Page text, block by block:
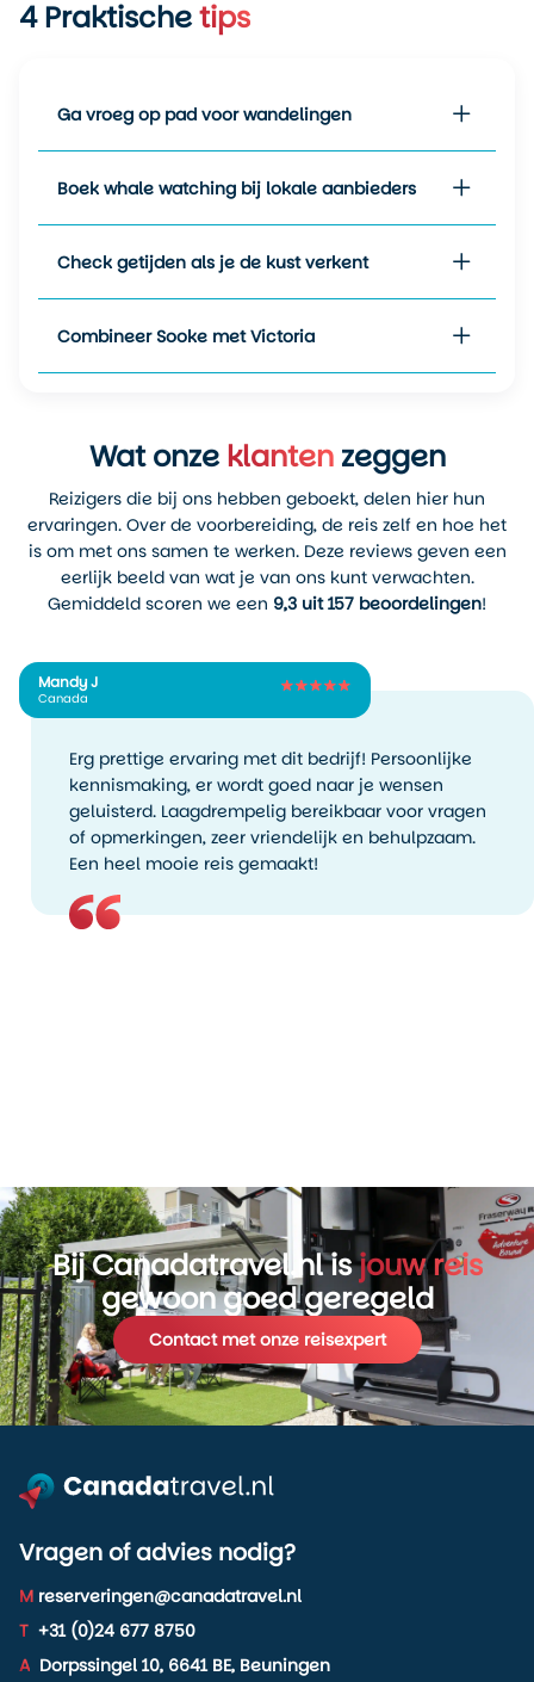
gemiddelde temperatuur ligt
zonnige dagen.
Juli en augustuszijn de
ligt de temperatuur
gemiddeld tussen de20 en
25 graden , met
minimumtemperaturen rond
de12 gradenin de nacht. Dit
is de beste periode voor
accommodaties in deze
periode sneller vol raken.
Septemberis een fijne
nazomermaand. Het is
rustiger, het weer blijft vaak
stabiel en de zee is nog
liggen gemiddeld rond de17
tot 20 graden
wandelt zonder drukte, is dit
wintermaandenvan
november tot maart is Sooke
vooral geschikt voor reizigers
die de ruige kant van
ervaren. Temperaturen dalen
4Praktischetips
Ga vroeg op pad voor wandelingen
Boek whale watching bij lokale aanbieders
Check getijden als je de kust verkent
Combineer Sooke met Victoria
Wat onzeklantenzeggen
Reizigers die bij ons hebben geboekt, delen hier hun
ervaringen. Over de voorbereiding, de reis zelf en hoe het
is om met ons samen te werken. Deze reviews geven een
eerlijk beeld van wat je van ons kunt verwachten.
Gemiddeld scoren we een 9,3 uit 157 beoordelingen!
Mandy J
Canada
Erg prettige ervaring met dit bedrijf! Persoonlijke
kennismaking, er wordt goed naar je wensen
geluisterd. Laagdrempelig bereikbaar voor vragen
of opmerkingen, zeer vriendelijk en behulpzaam.
Een heel mooie reis gemaakt!
Bij Canadatravel.nl isjouw reis
gewoon goed geregeld
Contact met onze reisexpert
Vragen of advies nodig?
M reserveringen@canadatravel.nl
T +31 (0)24 677 8750
A Dorpssingel 10, 6641 BE, Beuningen